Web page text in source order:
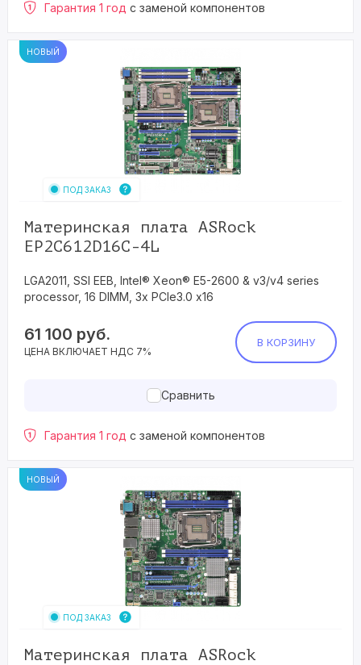
Гарантия 1 год с заменой компонентов
НОВЫЙ
ПОД ЗАКАЗ
Материнская плата ASRock
EP2C612D16C-4L
LGA2011, SSI EEB, Intel® Xeon® E5-2600 & v3/v4 series
processor, 16 DIMM, 3x PCIe3.0 x16
61 100 руб.
ЦЕНА ВКЛЮЧАЕТ НДС 7%
В КОРЗИНУ
Сравнить
Гарантия 1 год с заменой компонентов
НОВЫЙ
ПОД ЗАКАЗ
Материнская плата ASRock